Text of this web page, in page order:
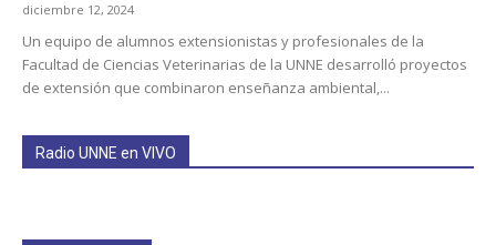
diciembre 12, 2024
Un equipo de alumnos extensionistas y profesionales de la
Facultad de Ciencias Veterinarias de la UNNE desarrolló proyectos
de extensión que combinaron enseñanza ambiental,...
Radio UNNE en VIVO